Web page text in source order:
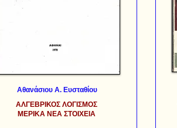
Αθανάσιου Α. Ευσταθίου
ΑΛΓΕΒΡΙΚΟΣ ΛΟΓΙΣΜΟΣ
ΜΕΡΙΚΑ ΝΕΑ ΣΤΟΙΧΕΙΑ